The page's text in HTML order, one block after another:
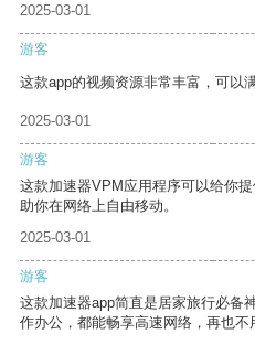
2025-03-01
游客
这款app的视频资源非常丰富，可以
2025-03-01
游客
这款加速器VPM应用程序可以给你
助你在网络上自由移动。
2025-03-01
游客
这款加速器app简直是居家旅行必备
作办公，都能畅享高速网络，再也不